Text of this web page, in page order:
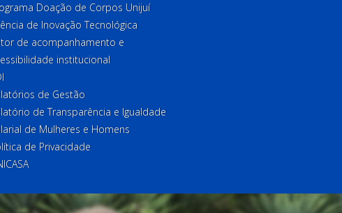
Doação de Corpos Unijuí
de Inovação Tecnológica
de acompanhamento e
institucional
de Gestão
de Transparência e Igualdade
de Mulheres e Homens
de Privacidade